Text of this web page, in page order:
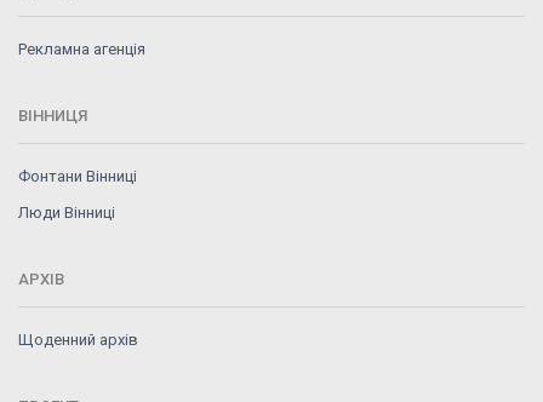
Рекламна агенція
ВІННИЦЯ
Фонтани Вінниці
Люди Вінниці
АРХІВ
Щоденний архів